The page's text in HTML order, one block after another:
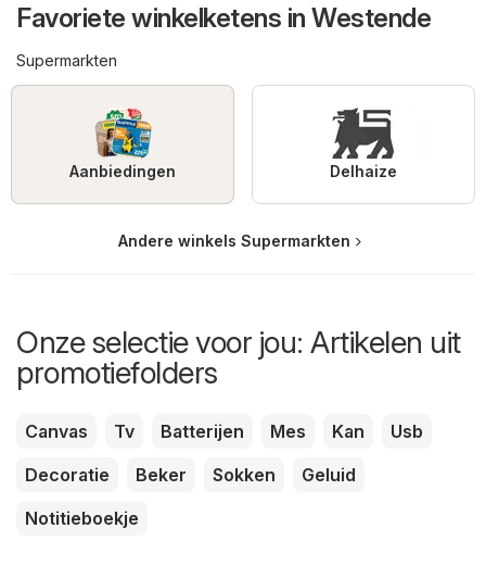
Favoriete winkelketens in Westende
Supermarkten
Aanbiedingen Delhaize
Andere winkels Supermarkten
Onze selectie voor jou: Artikelen uit
promotiefolders
Canvas Tv Batterijen Mes Kan
Usb
Decoratie
Beker Sokken
Geluid
Notitieboekje